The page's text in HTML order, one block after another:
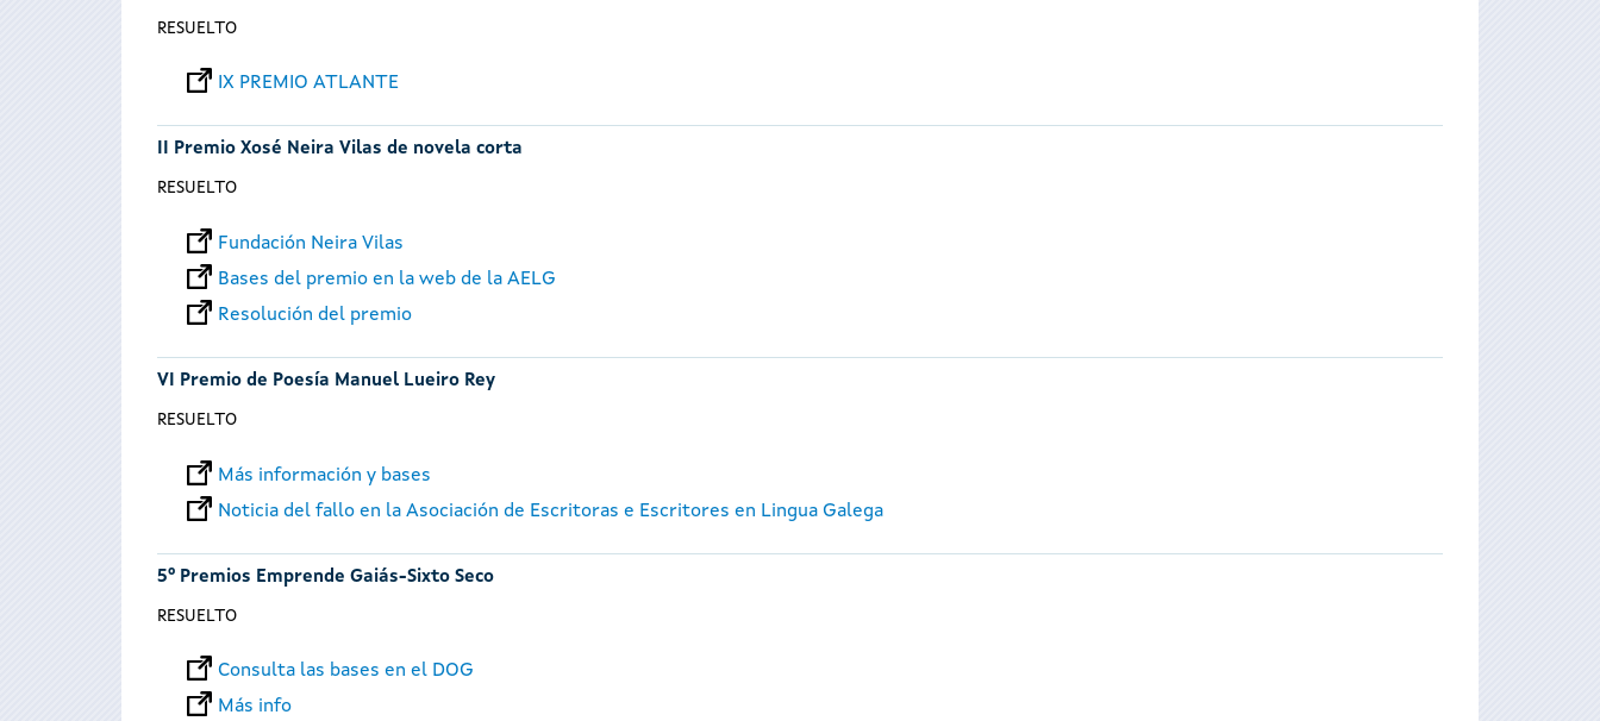
RESUELTO
IX PREMIO ATLANTE
II Premio Xosé Neira Vilas de novela corta
RESUELTO
Fundación Neira Vilas
Bases del premio en la web de la AELG
Resolución del premio
VI Premio de Poesía Manuel Lueiro Rey
RESUELTO
Más información y bases
Noticia del fallo en la Asociación de Escritoras e Escritores en Lingua Galega
5º Premios Emprende Gaiás-Sixto Seco
RESUELTO
Consulta las bases en el DOG
Más info